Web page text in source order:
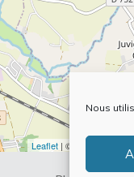
Nous
Leaflet| ©